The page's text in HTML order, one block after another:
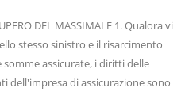
DEL MASSIMALE 1. Qualora vi
stesso sinistro e il risarcimento
assicurate, i diritti delle
dell'impresa di assicurazione sono